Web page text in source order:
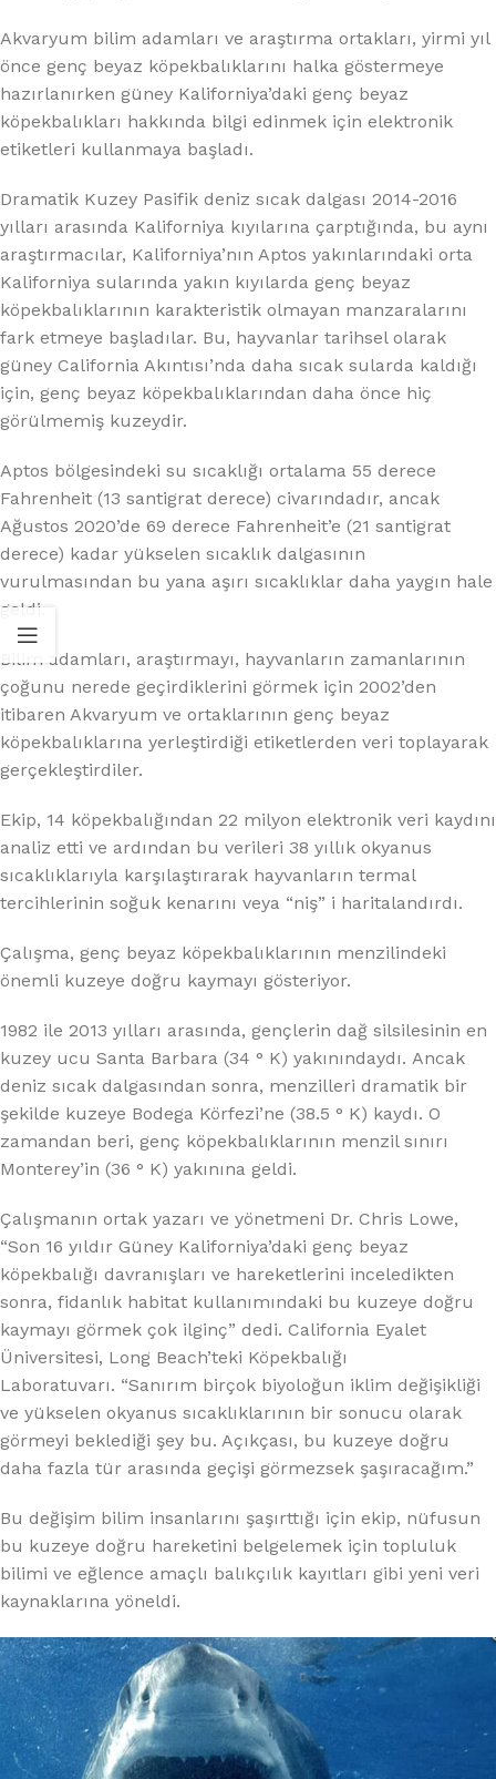
Akvaryum bilim adamları ve araştırma ortakları, yirmi yıl
önce genç beyaz köpekbalıklarını halka göstermeye
hazırlanırken güney Kaliforniya’daki genç beyaz
köpekbalıkları hakkında bilgi edinmek için elektronik
etiketleri kullanmaya başladı.
Dramatik Kuzey Pasifik deniz sıcak dalgası 2014-2016
yılları arasında Kaliforniya kıyılarına çarptığında, bu aynı
araştırmacılar, Kaliforniya’nın Aptos yakınlarındaki orta
Kaliforniya sularında yakın kıyılarda genç beyaz
köpekbalıklarının karakteristik olmayan manzaralarını
fark etmeye başladılar. Bu, hayvanlar tarihsel olarak
güney California Akıntısı’nda daha sıcak sularda kaldığı
için, genç beyaz köpekbalıklarından daha önce hiç
görülmemiş kuzeydir.
Aptos bölgesindeki su sıcaklığı ortalama 55 derece
Fahrenheit (13 santigrat derece) civarındadır, ancak
Ağustos 2020’de 69 derece Fahrenheit’e (21 santigrat
derece) kadar yükselen sıcaklık dalgasının
vurulmasından bu yana aşırı sıcaklıklar daha yaygın hale
geldi.
Bilim adamları, araştırmayı, hayvanların zamanlarının
çoğunu nerede geçirdiklerini görmek için 2002’den
itibaren Akvaryum ve ortaklarının genç beyaz
köpekbalıklarına yerleştirdiği etiketlerden veri toplayarak
gerçekleştirdiler.
Ekip, 14 köpekbalığından 22 milyon elektronik veri kaydını
analiz etti ve ardından bu verileri 38 yıllık okyanus
sıcaklıklarıyla karşılaştırarak hayvanların termal
tercihlerinin soğuk kenarını veya “niş” i haritalandırdı.
Çalışma, genç beyaz köpekbalıklarının menzilindeki
önemli kuzeye doğru kaymayı gösteriyor.
1982 ile 2013 yılları arasında, gençlerin dağ silsilesinin en
kuzey ucu Santa Barbara (34 ° K) yakınındaydı. Ancak
deniz sıcak dalgasından sonra, menzilleri dramatik bir
şekilde kuzeye Bodega Körfezi’ne (38.5 ° K) kaydı. O
zamandan beri, genç köpekbalıklarının menzil sınırı
Monterey’in (36 ° K) yakınına geldi.
Çalışmanın ortak yazarı ve yönetmeni Dr. Chris Lowe,
“Son 16 yıldır Güney Kaliforniya’daki genç beyaz
köpekbalığı davranışları ve hareketlerini inceledikten
sonra, fidanlık habitat kullanımındaki bu kuzeye doğru
kaymayı görmek çok ilginç” dedi. California Eyalet
Üniversitesi, Long Beach’teki Köpekbalığı
Laboratuvarı. “Sanırım birçok biyoloğun iklim değişikliği
ve yükselen okyanus sıcaklıklarının bir sonucu olarak
görmeyi beklediği şey bu. Açıkçası, bu kuzeye doğru
daha fazla tür arasında geçişi görmezsek şaşıracağım.”
Bu değişim bilim insanlarını şaşırttığı için ekip, nüfusun
bu kuzeye doğru hareketini belgelemek için topluluk
bilimi ve eğlence amaçlı balıkçılık kayıtları gibi yeni veri
kaynaklarına yöneldi.